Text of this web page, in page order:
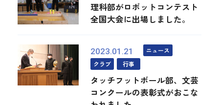
理科部がロボットコンテスト
全国大会に出場しました。
2023.01.21
ニュース
クラブ
行事
タッチフットボール部、文芸
コンクールの表彰式がおこな